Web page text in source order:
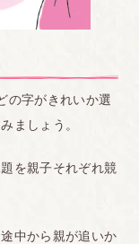
の字がきれいか選
ましょう。
を親子それぞれ競
中から親が追いか